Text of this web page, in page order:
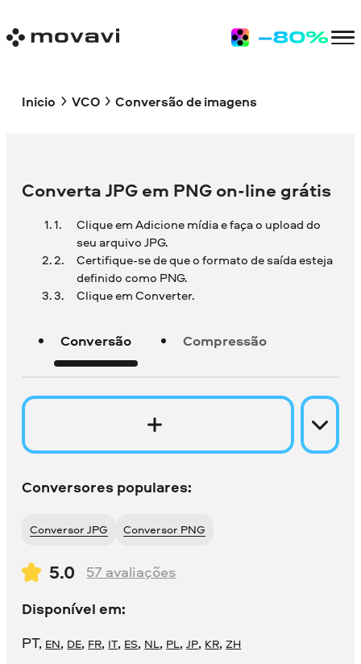
Inicio VCO Conversão de imagens
Converta JPG em PNG on-line grátis
Clique em Adicione mídia e faça o upload do
seu arquivo JPG.
Certifique-se de que o formato de saída esteja
definido como PNG.
Clique em Converter.
Conversão Compressão
Conversores populares:
Conversor JPG Conversor PNG
5.0 57 avaliações
Disponível em:
PT, EN, DE, FR, IT, ES, NL, PL,JP, KR,ZH